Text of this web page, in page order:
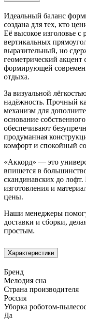
Идеальный баланс
создана для тех, кто
Её высокое изголовье
вертикальных
выразительный, но
геометрический акцент
формирующей
отдыха.
За визуальной
надёжность. Прочный
механизм для
основание
обеспечивают
продуманная
комфорт и спокойный
«Аккорд» — это
впишется в
скандинавских до
изготовления и
цены.
Наши менеджеры
доставки и сборки,
простым.
Характеристики
Бренд
Мелодия сна
Страна производителя
Россия
Уборка роботом-
Да